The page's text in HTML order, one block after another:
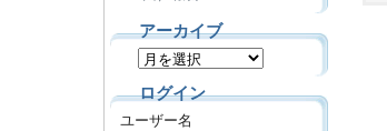
アーカイブ
ログイン
ユーザー名